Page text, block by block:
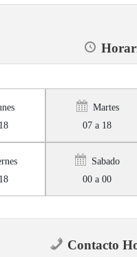
Martes
07 a 18
Sabado
00 a 00
Contacto